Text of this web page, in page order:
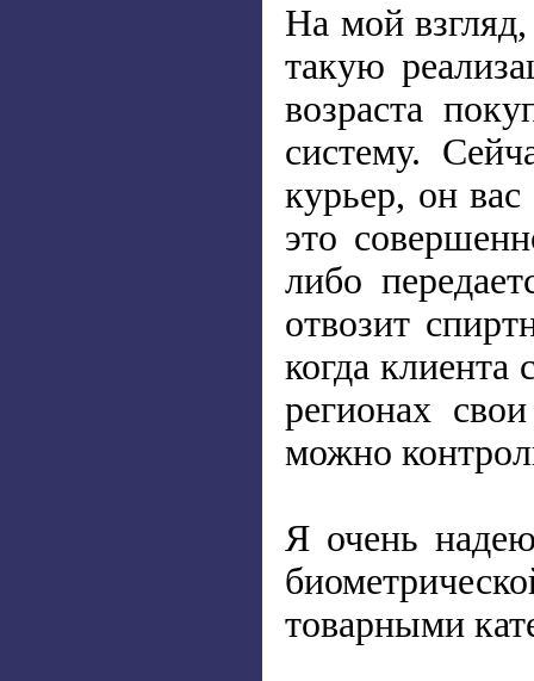
На мой взгляд,
такую
возраста
систему.
курьер, он
это
либо
отвозит
когда
регионах
можно
Я очень
товарными